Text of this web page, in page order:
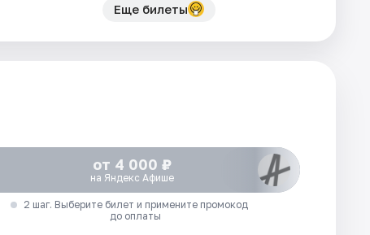
Еще билеты
от 4 000 ₽
на Яндекс Афише
2 шаг. Выберите билет и примените промокод
до оплаты